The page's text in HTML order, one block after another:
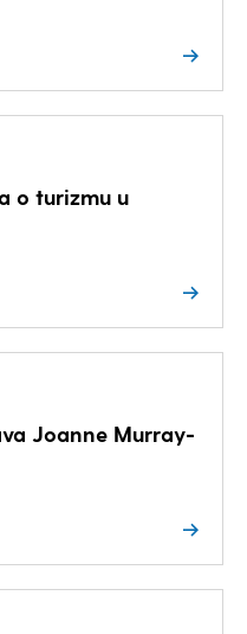
o turizmu u
Joanne Murray-